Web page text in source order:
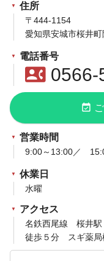
住所
〒444-1154
愛知県安城市桜井町
電話番号
contact_phone0566-
event_available
営業時間
9:00～13:00／
休業日
水曜
アクセス
名鉄西尾線 桜井駅
徒歩５分 スギ薬局